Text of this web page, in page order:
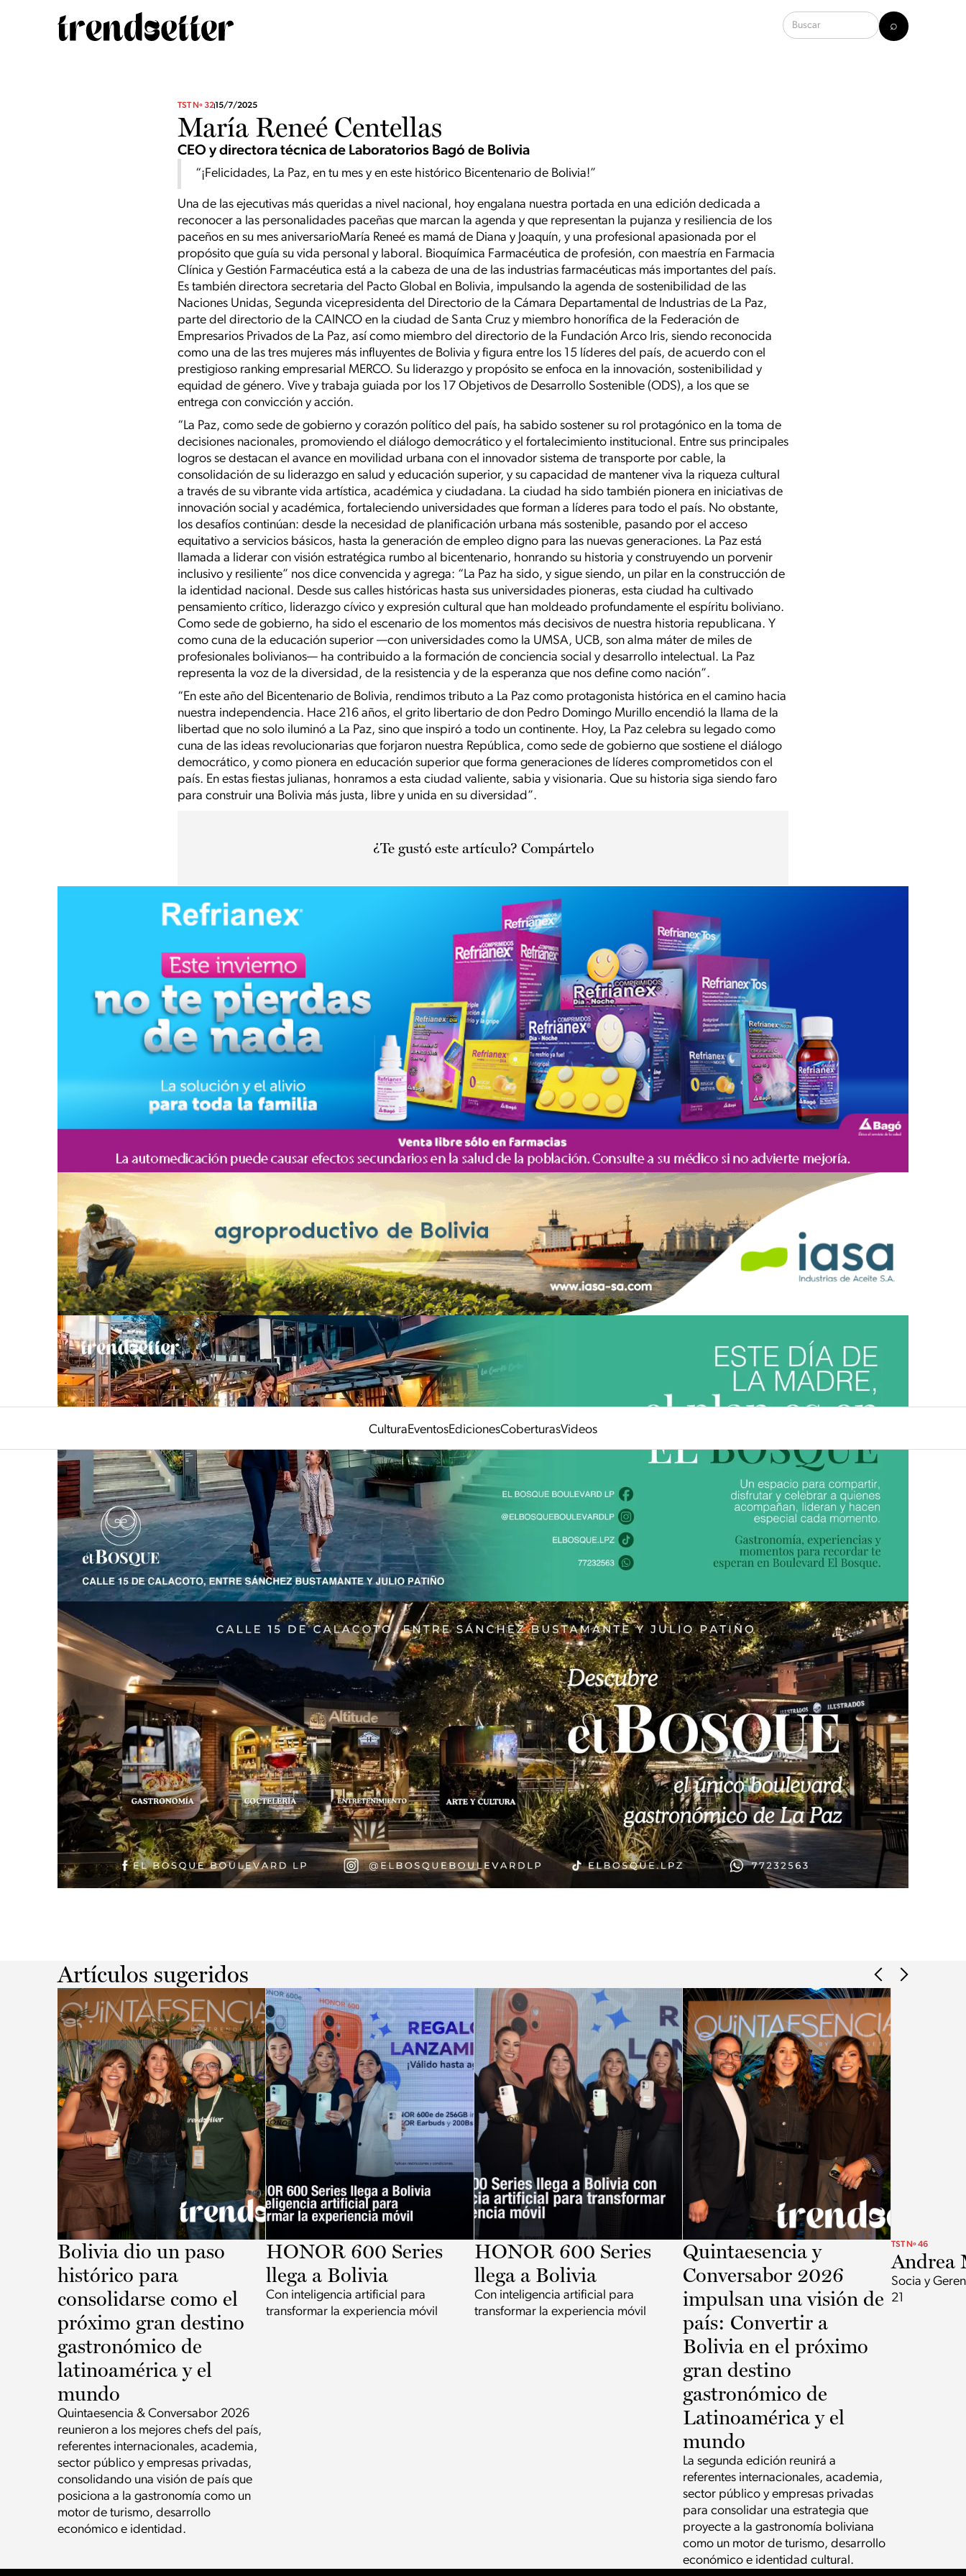
CulturaEventosEdicionesCoberturasVideos
TST Nº 3215/7/2025
María Reneé Centellas
CEO y directora técnica de Laboratorios Bagó de Bolivia
“¡Felicidades, La Paz, en tu mes y en este histórico Bicentenario de Bolivia!”
Una de las ejecutivas más queridas a nivel nacional, hoy engalana nuestra portada en una edición dedicada a
reconocer a las personalidades paceñas que marcan la agenda y que representan la pujanza y resiliencia de los
paceños en su mes aniversarioMaría Reneé es mamá de Diana y Joaquín, y una profesional apasionada por el
propósito que guía su vida personal y laboral. Bioquímica Farmacéutica de profesión, con maestría en Farmacia
Clínica y Gestión Farmacéutica está a la cabeza de una de las industrias farmacéuticas más importantes del país.
Es también directora secretaria del Pacto Global en Bolivia, impulsando la agenda de sostenibilidad de las
Naciones Unidas, Segunda vicepresidenta del Directorio de la Cámara Departamental de Industrias de La Paz,
parte del directorio de la CAINCO en la ciudad de Santa Cruz y miembro honorífica de la Federación de
Empresarios Privados de La Paz, así como miembro del directorio de la Fundación Arco Iris, siendo reconocida
como una de las tres mujeres más influyentes de Bolivia y figura entre los 15 líderes del país, de acuerdo con el
prestigioso ranking empresarial MERCO. Su liderazgo y propósito se enfoca en la innovación, sostenibilidad y
equidad de género. Vive y trabaja guiada por los 17 Objetivos de Desarrollo Sostenible (ODS), a los que se
entrega con convicción y acción.
“La Paz, como sede de gobierno y corazón político del país, ha sabido sostener su rol protagónico en la toma de
decisiones nacionales, promoviendo el diálogo democrático y el fortalecimiento institucional. Entre sus principales
logros se destacan el avance en movilidad urbana con el innovador sistema de transporte por cable, la
consolidación de su liderazgo en salud y educación superior, y su capacidad de mantener viva la riqueza cultural
a través de su vibrante vida artística, académica y ciudadana. La ciudad ha sido también pionera en iniciativas de
innovación social y académica, fortaleciendo universidades que forman a líderes para todo el país. No obstante,
los desafíos continúan: desde la necesidad de planificación urbana más sostenible, pasando por el acceso
equitativo a servicios básicos, hasta la generación de empleo digno para las nuevas generaciones. La Paz está
llamada a liderar con visión estratégica rumbo al bicentenario, honrando su historia y construyendo un porvenir
inclusivo y resiliente” nos dice convencida y agrega: “La Paz ha sido, y sigue siendo, un pilar en la construcción de
la identidad nacional. Desde sus calles históricas hasta sus universidades pioneras, esta ciudad ha cultivado
pensamiento crítico, liderazgo cívico y expresión cultural que han moldeado profundamente el espíritu boliviano.
Como sede de gobierno, ha sido el escenario de los momentos más decisivos de nuestra historia republicana. Y
como cuna de la educación superior —con universidades como la UMSA, UCB, son alma máter de miles de
profesionales bolivianos— ha contribuido a la formación de conciencia social y desarrollo intelectual. La Paz
representa la voz de la diversidad, de la resistencia y de la esperanza que nos define como nación”.
“En este año del Bicentenario de Bolivia, rendimos tributo a La Paz como protagonista histórica en el camino hacia
nuestra independencia. Hace 216 años, el grito libertario de don Pedro Domingo Murillo encendió la llama de la
libertad que no solo iluminó a La Paz, sino que inspiró a todo un continente. Hoy, La Paz celebra su legado como
cuna de las ideas revolucionarias que forjaron nuestra República, como sede de gobierno que sostiene el diálogo
democrático, y como pionera en educación superior que forma generaciones de líderes comprometidos con el
país. En estas fiestas julianas, honramos a esta ciudad valiente, sabia y visionaria. Que su historia siga siendo faro
para construir una Bolivia más justa, libre y unida en su diversidad”.
¿Te gustó este artículo? Compártelo
Artículos sugeridos
Bolivia dio un paso
histórico para
consolidarse como el
próximo gran destino
gastronómico de
latinoamérica y el
mundo
Quintaesencia & Conversabor 2026
reunieron a los mejores chefs del país,
referentes internacionales, academia,
sector público y empresas privadas,
consolidando una visión de país que
posiciona a la gastronomía como un
motor de turismo, desarrollo
económico e identidad.
HONOR 600 Series
llega a Bolivia
Con inteligencia artificial para
transformar la experiencia móvil
HONOR 600 Series
llega a Bolivia
Con inteligencia artificial para
transformar la experiencia móvil
Quintaesencia y
Conversabor 2026
impulsan una visión de
país: Convertir a
Bolivia en el próximo
gran destino
gastronómico de
Latinoamérica y el
mundo
La segunda edición reunirá a
referentes internacionales, academia,
sector público y empresas privadas
para consolidar una estrategia que
proyecte a la gastronomía boliviana
como un motor de turismo, desarrollo
económico e identidad cultural.
TST Nº 46
Andrea
Socia y
21